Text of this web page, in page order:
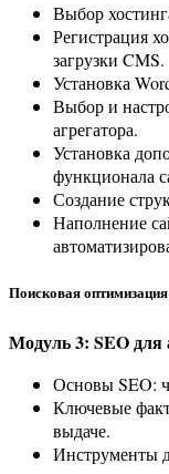
Выбор
Регистрация
загрузки CMS.
Установка
Выбор и
агрегатора.
Установка
функционала
Создание
Наполнение
Поисковая
Модуль 3: SEO для
Основы SEO:
Ключевые
выдаче.
Инструменты